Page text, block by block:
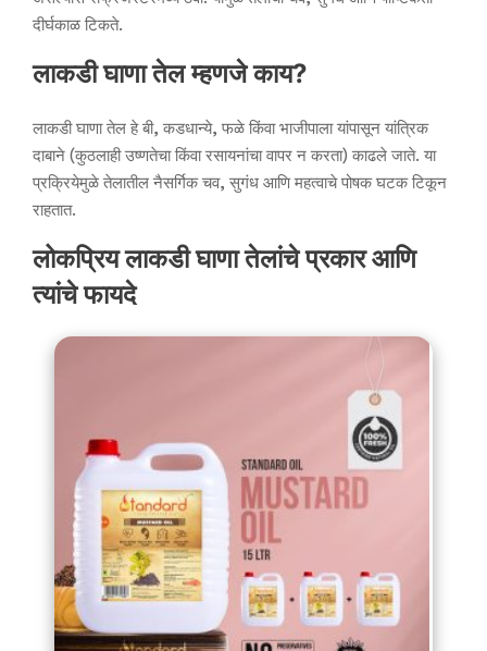
दीर्घकाळ टिकते.
लाकडी घाणा तेल म्हणजे काय?
लाकडी घाणा तेल हे बी, कडधान्ये, फळे किंवा भाजीपाला यांपासून यांत्रिक
दाबाने (कुठलाही उष्णतेचा किंवा रसायनांचा वापर न करता) काढले जाते. या
प्रक्रियेमुळे तेलातील नैसर्गिक चव, सुगंध आणि महत्वाचे पोषक घटक टिकून
राहतात.
लोकप्रिय लाकडी घाणा तेलांचे प्रकार आणि
त्यांचे फायदे